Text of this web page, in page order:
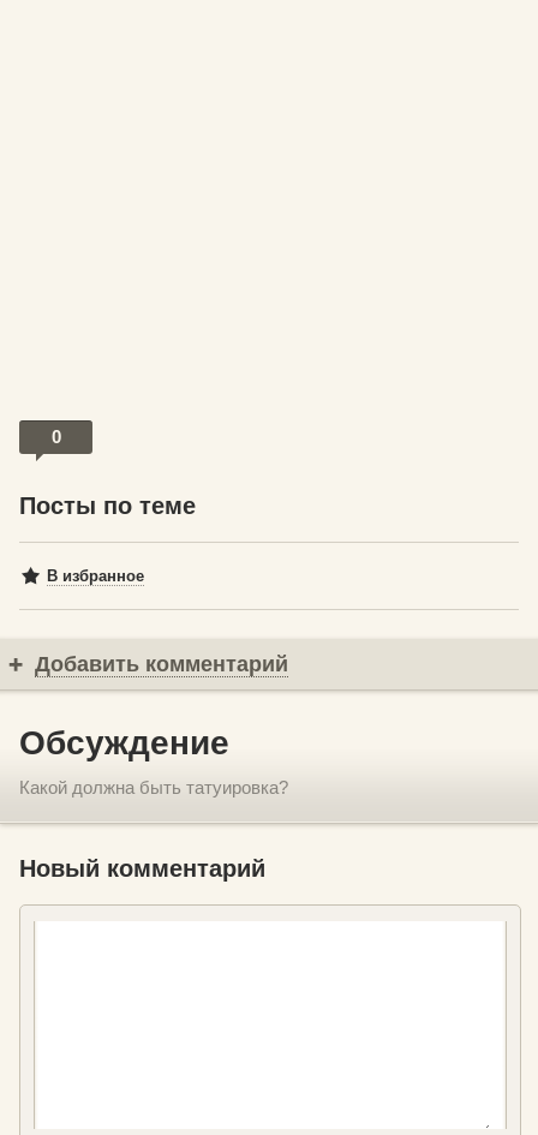
0
Посты по теме
В избранное
Добавить комментарий
Обсуждение
Какой должна быть татуировка?
Новый комментарий